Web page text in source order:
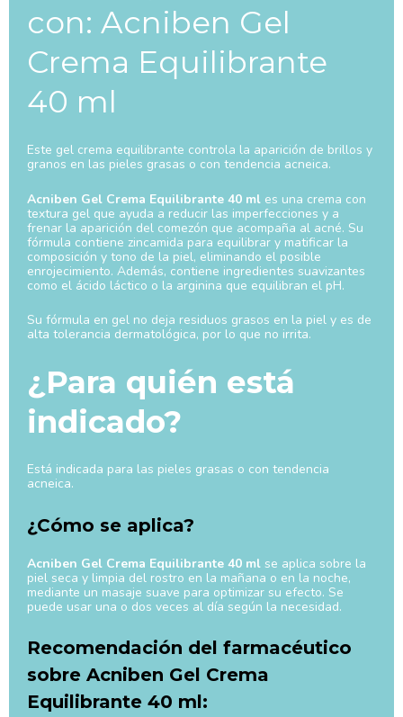
con: Acniben Gel
Crema Equilibrante
40 ml
Este gel crema equilibrante controla la aparición de brillos y
granos en las pieles grasas o con tendencia acneica.
Acniben Gel Crema Equilibrante 40 ml es una crema con
textura gel que ayuda a reducir las imperfecciones y a
frenar la aparición del comezón que acompaña al acné. Su
fórmula contiene zincamida para equilibrar y matificar la
composición y tono de la piel, eliminando el posible
enrojecimiento. Además, contiene ingredientes suavizantes
como el ácido láctico o la arginina que equilibran el pH.
Su fórmula en gel no deja residuos grasos en la piel y es de
alta tolerancia dermatológica, por lo que no irrita.
¿Para quién está
indicado?
Está indicada para las pieles grasas o con tendencia
acneica.
¿Cómo se aplica?
Acniben Gel Crema Equilibrante 40 ml se aplica sobre la
piel seca y limpia del rostro en la mañana o en la noche,
mediante un masaje suave para optimizar su efecto. Se
puede usar una o dos veces al día según la necesidad.
Recomendación del farmacéutico
sobre Acniben Gel Crema
Equilibrante 40 ml: